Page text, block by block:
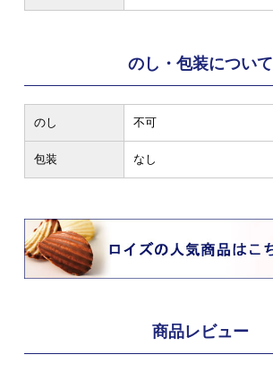
のし・包装について
のし 不可
包装 なし
商品レビュー